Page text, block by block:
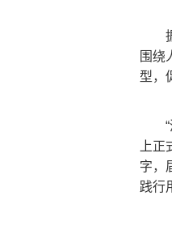
围绕
型，
上
字，
践行